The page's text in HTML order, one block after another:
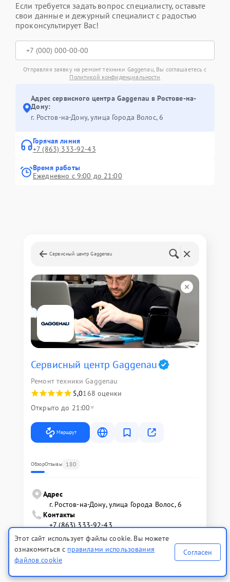
Если требуется задать вопрос специалисту, оставьте
свои данные и дежурный специалист с радостью
проконсультирует Вас!
Отправляя заявку на ремонт техники Gaggenau, Вы соглашаетесь с
Политикой конфиденциальности
Адрес сервисного центра Gaggenau в Ростове-на-
Дону:
г. Ростов-на-Дону, улица Города Волос, 6
Горячая линия
+7 (863) 333-92-43
Время работы
Ежедневно с 9:00 до 21:00
Сервисный центр Gaggenau
Сервисный центр Gaggenau
Ремонт техники Gaggenau
5,0168 оценки
Открыто до 21:00
Маршрут
ОбзорОтзывы 180
Адрес
г. Ростов-на-Дону, улица Города Волос, 6
Контакты
+7 (863) 333-92-43
Время работы
Работаем с 09:00 до 21:00
Этот сайт использует файлы cookie. Вы можете
ознакомиться с правилами использования
файлов cookie
Согласен